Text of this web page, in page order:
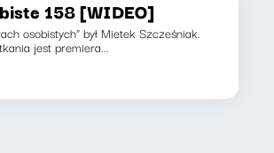
158 [WIDEO]
osobistych" był Mietek Szcześniak.
jest premiera...